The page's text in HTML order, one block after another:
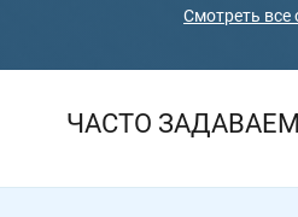
Смотреть все
ЧАСТО